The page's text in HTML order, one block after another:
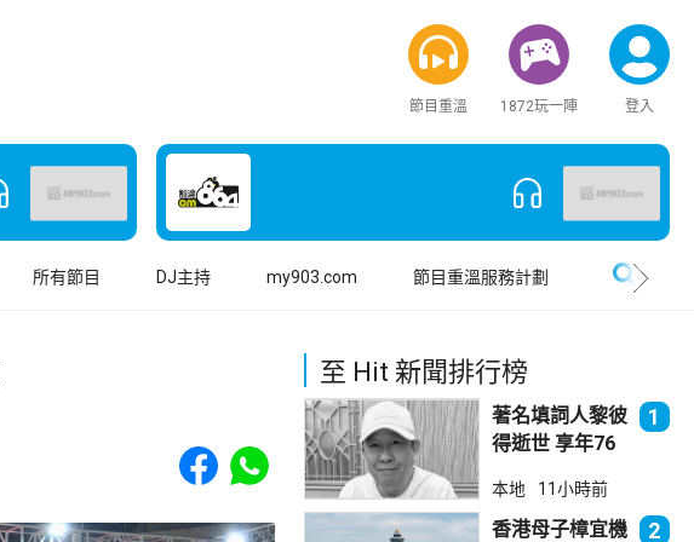
節目重溫 1872玩一陣 登入
所有節目 DJ主持 my903.com 節目重溫服務計劃
Share to Facebook
Share to WhatsApp
至 Hit 新聞排行榜
著名填詞人黎彼
得逝世 享年76
1
本地 11小時前
香港母子樟宜機 2